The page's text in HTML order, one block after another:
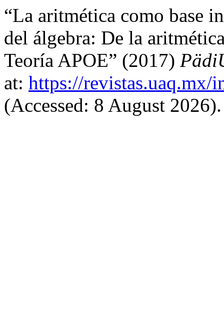
“La aritmética como base
del álgebra: De la
Teoría APOE” (2017)
at: https://revistas.uaq.mx/
(Accessed: 8 August 2026).